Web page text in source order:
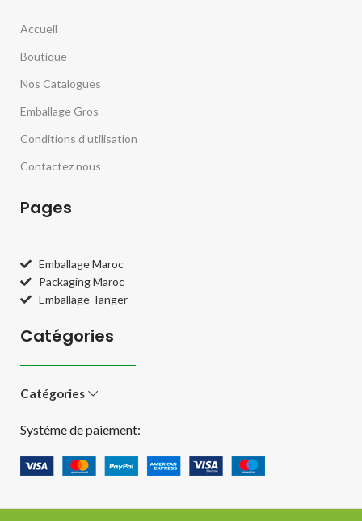
Accueil
Boutique
Nos Catalogues
Emballage Gros
Conditions d’utilisation
Contactez nous
Pages
Emballage Maroc
Packaging Maroc
Emballage Tanger
Catégories
Catégories
Système de paiement: